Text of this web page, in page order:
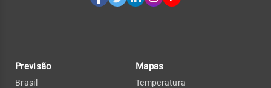
Previsão
Brasil
Mapas
Temperatura